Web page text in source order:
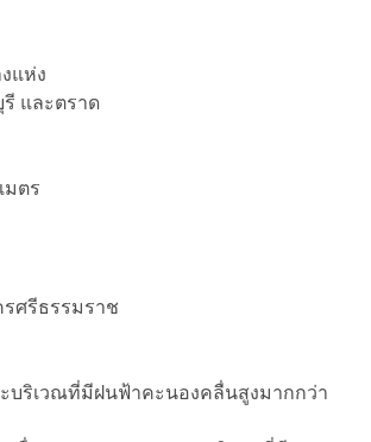
แห่ง
และตราด
มตร
ศรีธรรมราช
บริเวณที่มีฝนฟ้าคะนองคลื่นสูงมากกว่า